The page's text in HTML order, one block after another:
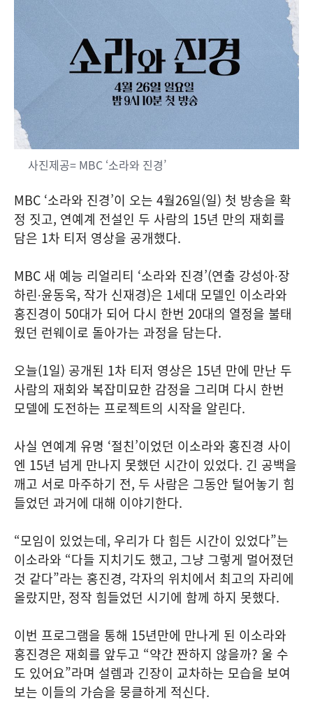
사진제공= MBC ‘소라와 진경’
MBC ‘소라와 진경’이 오는 4월26일(일) 첫 방송을 확
정 짓고, 연예계 전설인 두 사람의 15년 만의 재회를
담은 1차 티저 영상을 공개했다.
MBC 새 예능 리얼리티 ‘소라와 진경’(연출 강성아∙장
하린∙윤동욱, 작가 신재경)은 1세대 모델인 이소라와
홍진경이 50대가 되어 다시 한번 20대의 열정을 불태
웠던 런웨이로 돌아가는 과정을 담는다.
오늘(1일) 공개된 1차 티저 영상은 15년 만에 만난 두
사람의 재회와 복잡미묘한 감정을 그리며 다시 한번
모델에 도전하는 프로젝트의 시작을 알린다.
사실 연예계 유명 ‘절친’이었던 이소라와 홍진경 사이
엔 15년 넘게 만나지 못했던 시간이 있었다. 긴 공백을
깨고 서로 마주하기 전, 두 사람은 그동안 털어놓기 힘
들었던 과거에 대해 이야기한다.
“모임이 있었는데, 우리가 다 힘든 시간이 있었다”는
이소라와 “다들 지치기도 했고, 그냥 그렇게 멀어졌던
것 같다”라는 홍진경, 각자의 위치에서 최고의 자리에
올랐지만, 정작 힘들었던 시기에 함께 하지 못했다.
이번 프로그램을 통해 15년만에 만나게 된 이소라와
홍진경은 재회를 앞두고 “약간 짠하지 않을까? 울 수
도 있어요”라며 설렘과 긴장이 교차하는 모습을 보여
보는 이들의 가슴을 뭉클하게 적신다.